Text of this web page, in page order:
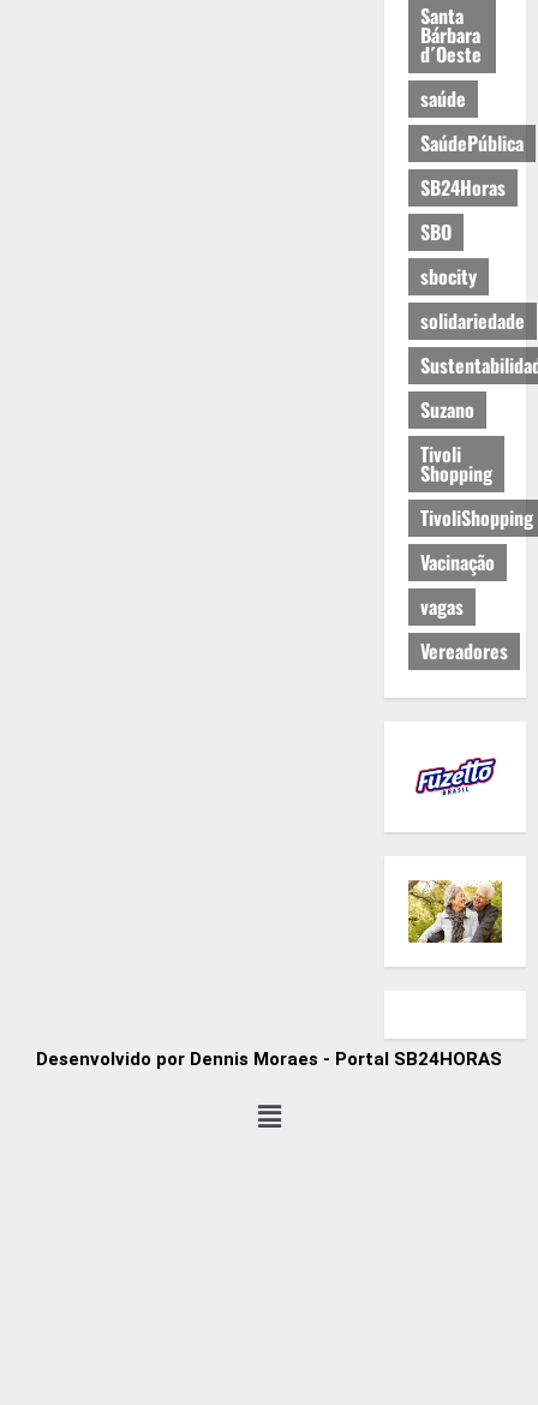
Santa
Bárbara
d´Oeste
saúde
SaúdePública
SB24Horas
SBO
sbocity
solidariedade
Suzano
Tivoli
Shopping
TivoliShopping
Vacinação
vagas
Vereadores
Desenvolvido por Dennis Moraes - Portal SB24HORAS